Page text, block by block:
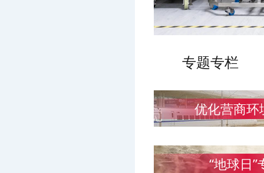
专题专栏
优化营商环
“地球日”